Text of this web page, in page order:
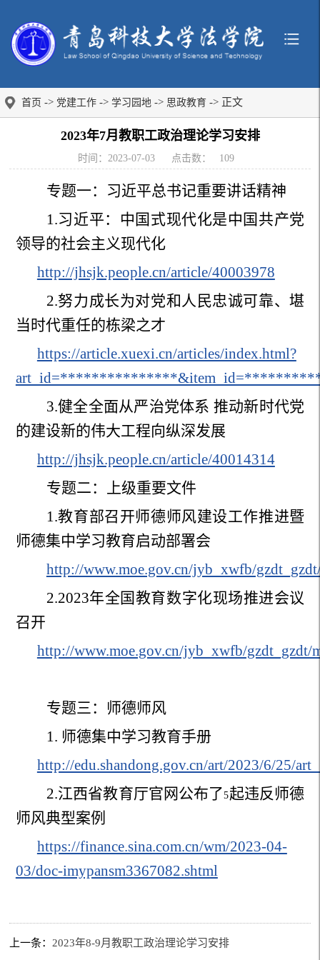
首页 -> 党建工作 -> 学习园地 -> 思政教育 -> 正文
2023年7月教职工政治理论学习安排
时间：2023-07-03 点击数： 109
专题一：习近平总书记重要讲话精神
1.习近平：中国式现代化是中国共产党
领导的社会主义现代化
http://jhsjk.people.cn/article/40003978
2.努力成长为对党和人民忠诚可靠、堪
当时代重任的栋梁之才
https://article.xuexi.cn/articles/index.html?
3.健全全面从严治党体系 推动新时代党
的建设新的伟大工程向纵深发展
http://jhsjk.people.cn/article/40014314
专题二：上级重要文件
1.教育部召开师德师风建设工作推进暨
师德集中学习教育启动部署会
http://www.moe.gov.cn/jyb_xwfb/
2.2023年全国教育数字化现场推进会议
召开
http://www.moe.gov.cn/jyb_xwfb/gzdt_gzdt/
专题三：师德师风
1. 师德集中学习教育手册
http://edu.shandong.gov.cn/art/2023/6/25/
2.江西省教育厅官网公布了5起违反师德
师风典型案例
https://finance.sina.com.cn/wm/2023-04-
03/doc-imypansm3367082.shtml
上一条： 2023年8-9月教职工政治理论学习安排